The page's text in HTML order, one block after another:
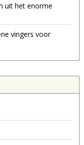
uit het enorme
vingers voor